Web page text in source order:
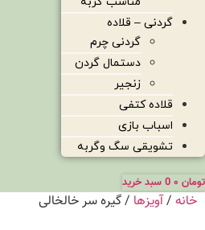
گردنی – قلاده
گردنی چرم
دستمال گردن
زنجیر
قلاده کتفی
اسباب بازی
تشویقی سگ وگربه
تومان 0 سبد خرید
خانه /آویزها / گیره سر خالخالی